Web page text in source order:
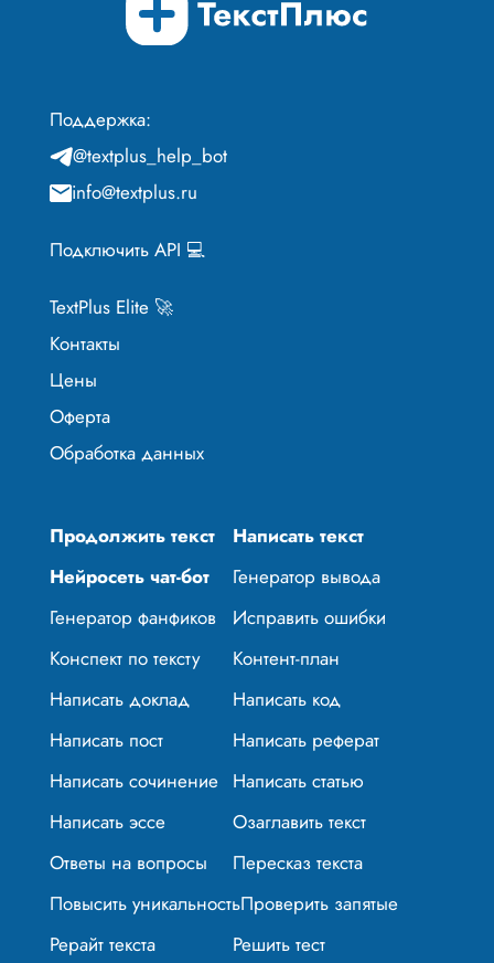
Поддержка:
@textplus_help_bot
info@textplus.ru
Подключить API 💻
TextPlus Elite 🚀
Контакты
Цены
Оферта
Обработка данных
Продолжить текст
Написать текст
Нейросеть чат-бот
Генератор вывода
Генератор фанфиков
Исправить ошибки
Конспект по тексту
Контент-план
Написать доклад
Написать код
Написать пост
Написать реферат
Написать сочинение Написать статью
Написать эссе
Озаглавить текст
Ответы на вопросы
Пересказ текста
Повысить уникальностьПроверить запятые
Рерайт текста
Решить тест